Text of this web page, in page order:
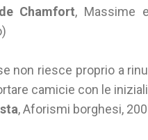
Chamfort, Massime
non riesce proprio a
camicie con le
, Aforismi borghesi,